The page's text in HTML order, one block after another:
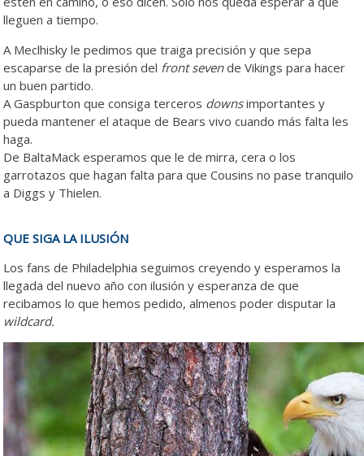
lleguen a tiempo.
A Meclhisky le pedimos que traiga precisión y que sepa
escaparse de la presión del front sevende Vikings para hacer
un buen partido.
A Gaspburton que consiga terceros downsimportantes y
pueda mantener el ataque de Bears vivo cuando más falta les
haga.
De BaltaMack esperamos que le de mirra, cera o los
garrotazos que hagan falta para que Cousins no pase tranquilo
a Diggs y Thielen.
QUE SIGA LA ILUSIÓN
Los fans de Philadelphia seguimos creyendo y esperamos la
llegada del nuevo año con ilusión y esperanza de que
recibamos lo que hemos pedido, almenos poder disputar la
wildcard.